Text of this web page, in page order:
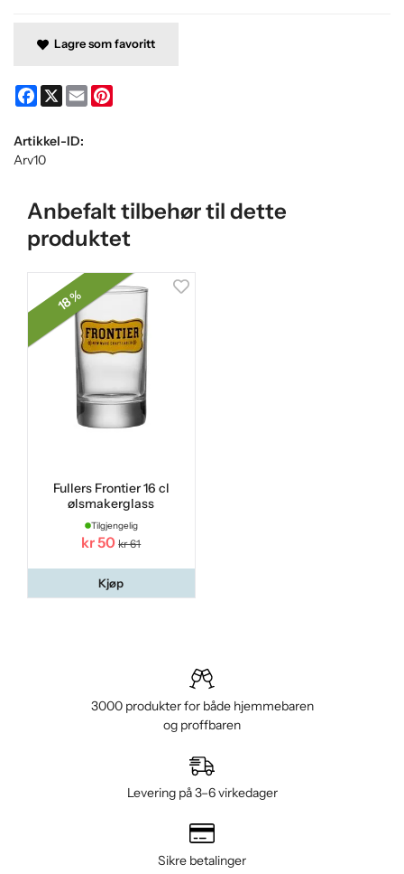
Lagre som favoritt
Facebook
X Email
Artikkel-ID:
Arv10
Anbefalt tilbehør til dette
produktet
18 %
Fullers Frontier 16 cl
ølsmakerglass
Tilgjengelig
kr 50 kr 61
Kjøp
3000 produkter for både hjemmebaren
og proffbaren
Levering på 3–6 virkedager
Sikre betalinger